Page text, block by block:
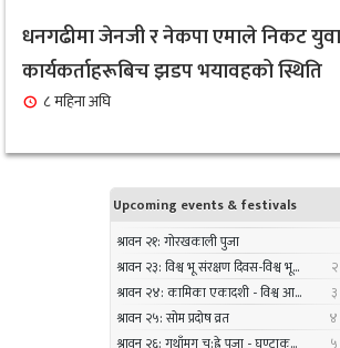
९
सर्लाहीका बिमल साहलाई भारतको
ट्युनिङ विशेषज्ञ’ पदकबाट सम्मानित
३ महिना अघि
१०
नगरप्रमुख तामाङको अध्यक्षतामा
कार्यढाँचा सम्बन्धी एकदिने क्षमता
सम्पन्न
धनगढीमा जेनजी र नेकपा एमाले निकट
कार्यकर्ताहरूबिच झडप भयावहको स्थिति
८ महिना अघि